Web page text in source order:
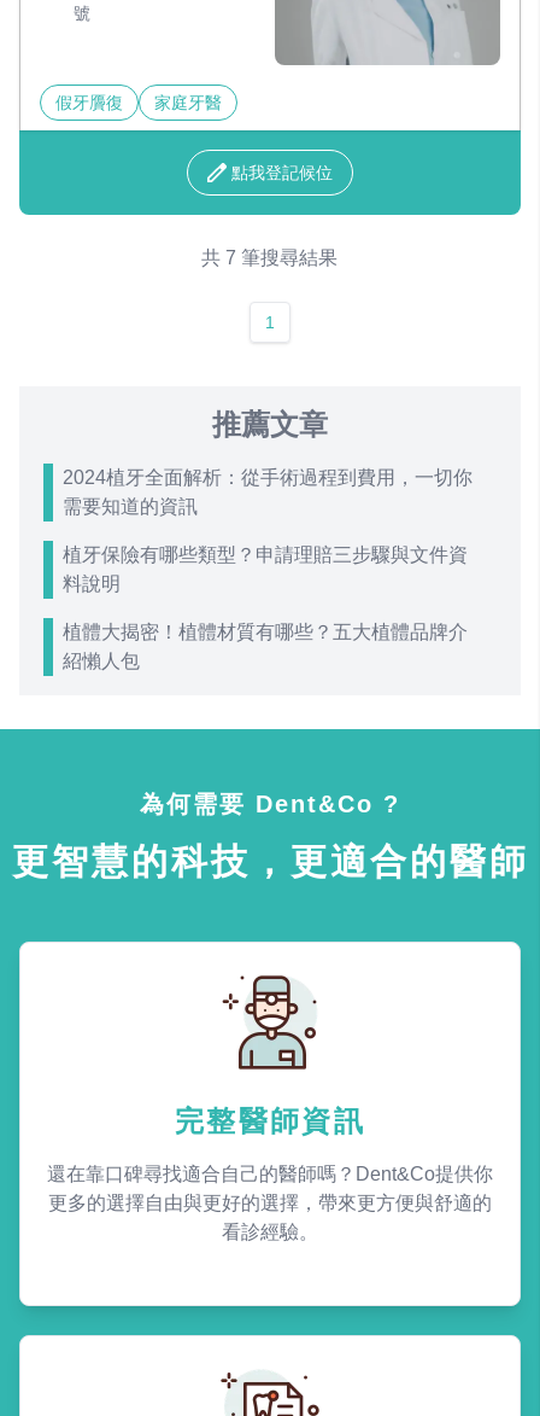
號
假牙贗復 家庭牙醫
點我登記候位
共 7 筆搜尋結果
1
推薦文章
2024植牙全面解析：從手術過程到費用，一切你
需要知道的資訊
植牙保險有哪些類型？申請理賠三步驟與文件資
料說明
植體大揭密！植體材質有哪些？五大植體品牌介
紹懶人包
為何需要 Dent&Co ?
更智慧的科技，更適合的醫師
完整醫師資訊
還在靠口碑尋找適合自己的醫師嗎？Dent&Co提供你
更多的選擇自由與更好的選擇，帶來更方便與舒適的
看診經驗。